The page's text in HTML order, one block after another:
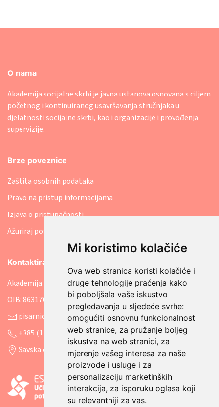
Mi koristimo kolačiće
Ova web stranica koristi kolačiće i
druge tehnologije praćenja kako
bi poboljšala vaše iskustvo
pregledavanja u sljedeće svrhe:
omogućiti osnovnu funkcionalnost
web stranice, za pružanje boljeg
iskustva na web stranici, za
mjerenje vašeg interesa za naše
proizvode i usluge i za
personalizaciju marketinških
interakcija, za isporuku oglasa koji
su relevantniji za vas.
O nama
Akademija socijalne skrbi je javna ustanova osnovana s ciljem
početnog i kontinuiranog usavršavanja stručnjaka u
djelatnosti socijalne skrbi, kao i organizacije i provođenja
supervizije.
Brze poveznice
Zaštita osobnih podataka
Pravo na pristup informacijama
Izjava o pristupačnosti
Ažuriraj postavke kolačića
Kontaktirajte nas
Akademija socijalne skrbi
OIB: 86317641207
pisarnica@asosk.hr
+385 (1) 8888 542
Savska cesta 106, 10000 Zagreb